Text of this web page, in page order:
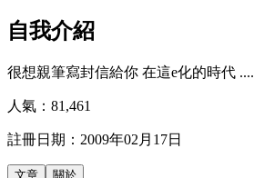
自我介紹
很想親筆寫封信給你 在這e化的時代 ....
人氣： 81,461
註冊日期： 2009年02月17日
文章 關於